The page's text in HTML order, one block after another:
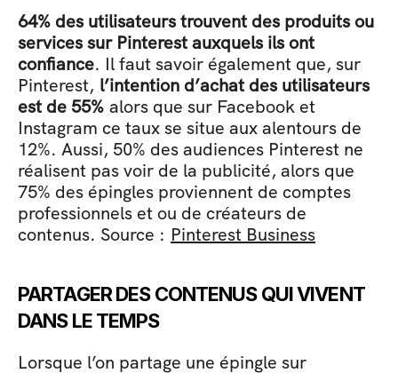
64% des utilisateurs trouvent des produits ou
services sur Pinterest auxquels ils ont
confiance. Il faut savoir également que, sur
Pinterest, l’intention d’achat des utilisateurs
est de 55% alors que sur Facebook et
Instagram ce taux se situe aux alentours de
12%. Aussi, 50% des audiences Pinterest ne
réalisent pas voir de la publicité, alors que
75% des épingles proviennent de comptes
professionnels et ou de créateurs de
contenus. Source : Pinterest Business
PARTAGER DES CONTENUS QUI VIVENT
DANS LE TEMPS
Lorsque l’on partage une épingle sur